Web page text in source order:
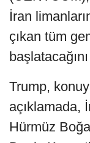
İran
çıkan tüm
Trump,
açıklamada,
Hürmüz